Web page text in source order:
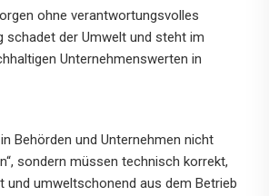
ohne verantwortungsvolles
schadet der Umwelt und steht im
Unternehmenswerten in
Behörden und Unternehmen nicht
sondern müssen technisch korrekt,
und umweltschonend aus dem Betrieb